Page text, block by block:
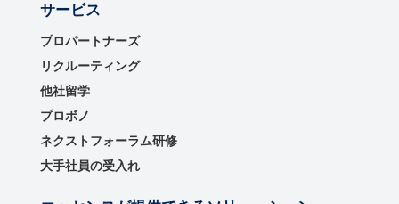
サービス
プロパートナーズ
リクルーティング
他社留学
プロボノ
ネクストフォーラム研修
大手社員の受入れ